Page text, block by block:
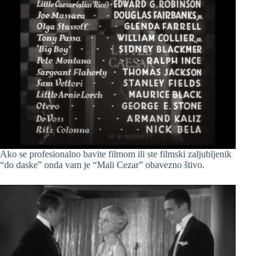
Ako se profesionalno bavite filmom ili ste filmski zaljubljenik
“do daske” onda vam je “Mali Cezar” obavezno štivo.